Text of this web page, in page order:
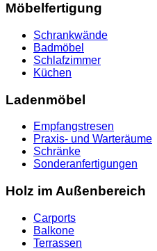
Möbelfertigung
Schrankwände
Badmöbel
Schlafzimmer
Küchen
Ladenmöbel
Empfangstresen
Praxis- und Warteräume
Schränke
Sonderanfertigungen
Holz im Außenbereich
Carports
Balkone
Terrassen